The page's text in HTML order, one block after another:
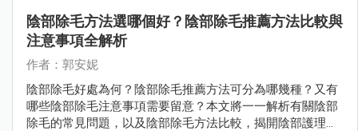
陰部除毛方法選哪個好？陰部除毛推薦方法比較與
注意事項全解析
作者：郭安妮
陰部除毛好處為何？陰部除毛推薦方法可分為哪幾種？又有
哪些陰部除毛注意事項需要留意？本文將一一解析有關陰部
除毛的常見問題，以及陰部除毛方法比較，揭開陰部護理的